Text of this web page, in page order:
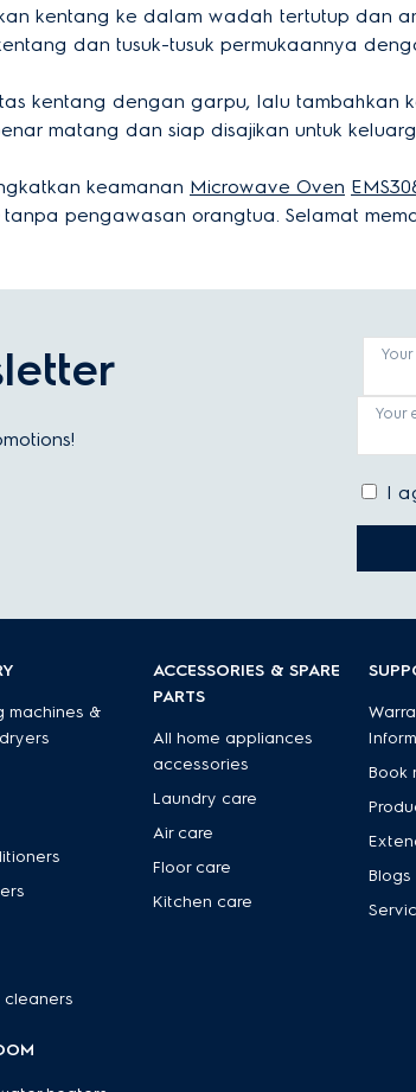
kentang ke dalam wadah tertutup dan
dan tusuk-tusuk permukaannya
kentang dengan garpu, lalu tambahkan
matang dan siap disajikan untuk
keamanan Microwave Oven
tanpa pengawasan orangtua. Selamat
Your
I
machines &
cleaners
ACCESSORIES & SPARE
PARTS
All home appliances
accessories
Laundry care
Air care
Floor care
Kitchen care
Book
Blogs